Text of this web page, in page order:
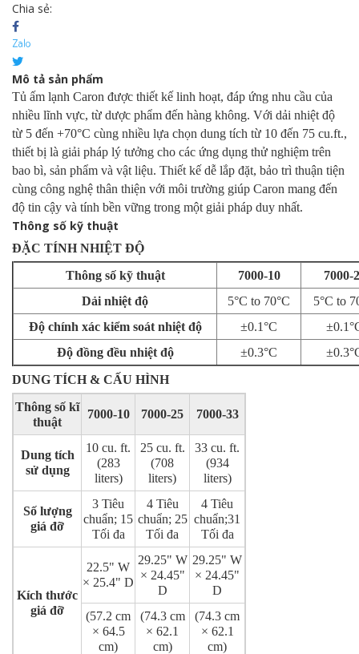
Chia sẻ:
Mô tả sản phẩm
Tủ ấm lạnh Caron được thiết kế linh hoạt, đáp ứng nhu cầu của
nhiều lĩnh vực, từ dược phẩm đến hàng không. Với dải nhiệt độ
từ 5 đến +70°C cùng nhiều lựa chọn dung tích từ 10 đến 75 cu.ft.,
thiết bị là giải pháp lý tưởng cho các ứng dụng thử nghiệm trên
bao bì, sản phẩm và vật liệu. Thiết kế dễ lắp đặt, bảo trì thuận tiện
cùng công nghệ thân thiện với môi trường giúp Caron mang đến
độ tin cậy và tính bền vững trong một giải pháp duy nhất.
Thông số kỹ thuật
ĐẶC TÍNH NHIỆT ĐỘ
Thông số kỹ thuật
7000-10
7000-
Dải nhiệt độ
5°C to 70°C
5°C to
Độ chính xác kiểm soát nhiệt độ
±0.1°C
Độ đồng đều nhiệt độ
±0.3°C
DUNG TÍCH & CẤU HÌNH
Thông số kĩ
thuật
7000-10 7000-25 7000-33
Dung tích
sử dụng
10 cu. ft.
(283
liters)
25 cu. ft.
(708
liters)
33 cu. ft.
(934
liters)
Số lượng
giá đỡ
3 Tiêu
chuẩn; 15
Tối đa
4 Tiêu
chuẩn; 25
Tối đa
4 Tiêu
chuẩn;31
Tối đa
Kích thước
giá đỡ
22.5" W
× 25.4" D
29.25" W
× 24.45"
D
29.25" W
× 24.45"
D
(57.2 cm
× 64.5
cm)
(74.3 cm
× 62.1
cm)
(74.3 cm
× 62.1
cm)